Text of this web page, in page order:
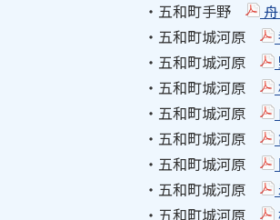
・五和町手野
・五和町城河原
・五和町城河原
・五和町城河原
・五和町城河原
・五和町城河原
・五和町城河原
・五和町城河原
・五和町城河原